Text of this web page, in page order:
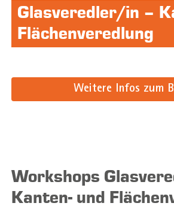
Glasveredler/in –
Flächenveredlung
Weitere Infos zum
Workshops
Kanten- und